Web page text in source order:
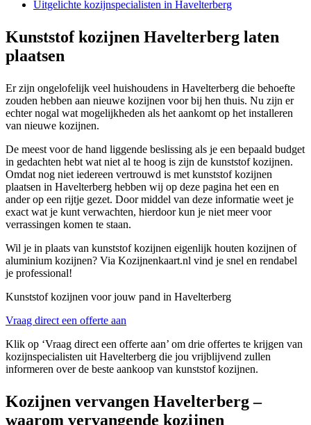
Uitgelichte kozijnspecialisten in Havelterberg
Kunststof kozijnen Havelterberg laten
plaatsen
Er zijn ongelofelijk veel huishoudens in Havelterberg die behoefte
zouden hebben aan nieuwe kozijnen voor bij hen thuis. Nu zijn er
echter nogal wat mogelijkheden als het aankomt op het installeren
van nieuwe kozijnen.
De meest voor de hand liggende beslissing als je een bepaald budget
in gedachten hebt wat niet al te hoog is zijn de kunststof kozijnen.
Omdat nog niet iedereen vertrouwd is met kunststof kozijnen
plaatsen in Havelterberg hebben wij op deze pagina het een en
ander op een rijtje gezet. Door middel van deze informatie weet je
exact wat je kunt verwachten, hierdoor kun je niet meer voor
verrassingen komen te staan.
Wil je in plaats van kunststof kozijnen eigenlijk houten kozijnen of
aluminium kozijnen? Via Kozijnenkaart.nl vind je snel en rendabel
je professional!
Kunststof kozijnen voor jouw pand in Havelterberg
Vraag direct een offerte aan
Klik op ‘Vraag direct een offerte aan’ om drie offertes te krijgen van
kozijnspecialisten uit Havelterberg die jou vrijblijvend zullen
informeren over de beste aankoop van kunststof kozijnen.
Kozijnen vervangen Havelterberg –
waarom vervangende kozijnen